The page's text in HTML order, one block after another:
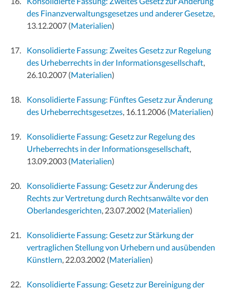
des Finanzverwaltungsgesetzes und anderer Gesetze,
13.12.2007 (Materialien)
Konsolidierte Fassung: Zweites Gesetz zur Regelung
des Urheberrechts in der Informationsgesellschaft,
26.10.2007 (Materialien)
Konsolidierte Fassung: Fünftes Gesetz zur Änderung
des Urheberrechtsgesetzes, 16.11.2006 (Materialien)
Konsolidierte Fassung: Gesetz zur Regelung des
Urheberrechts in der Informationsgesellschaft,
13.09.2003 (Materialien)
Konsolidierte Fassung: Gesetz zur Änderung des
Rechts zur Vertretung durch Rechtsanwälte vor den
Oberlandesgerichten, 23.07.2002 (Materialien)
Konsolidierte Fassung: Gesetz zur Stärkung der
vertraglichen Stellung von Urhebern und ausübenden
Künstlern, 22.03.2002 (Materialien)
Konsolidierte Fassung: Gesetz zur Bereinigung der